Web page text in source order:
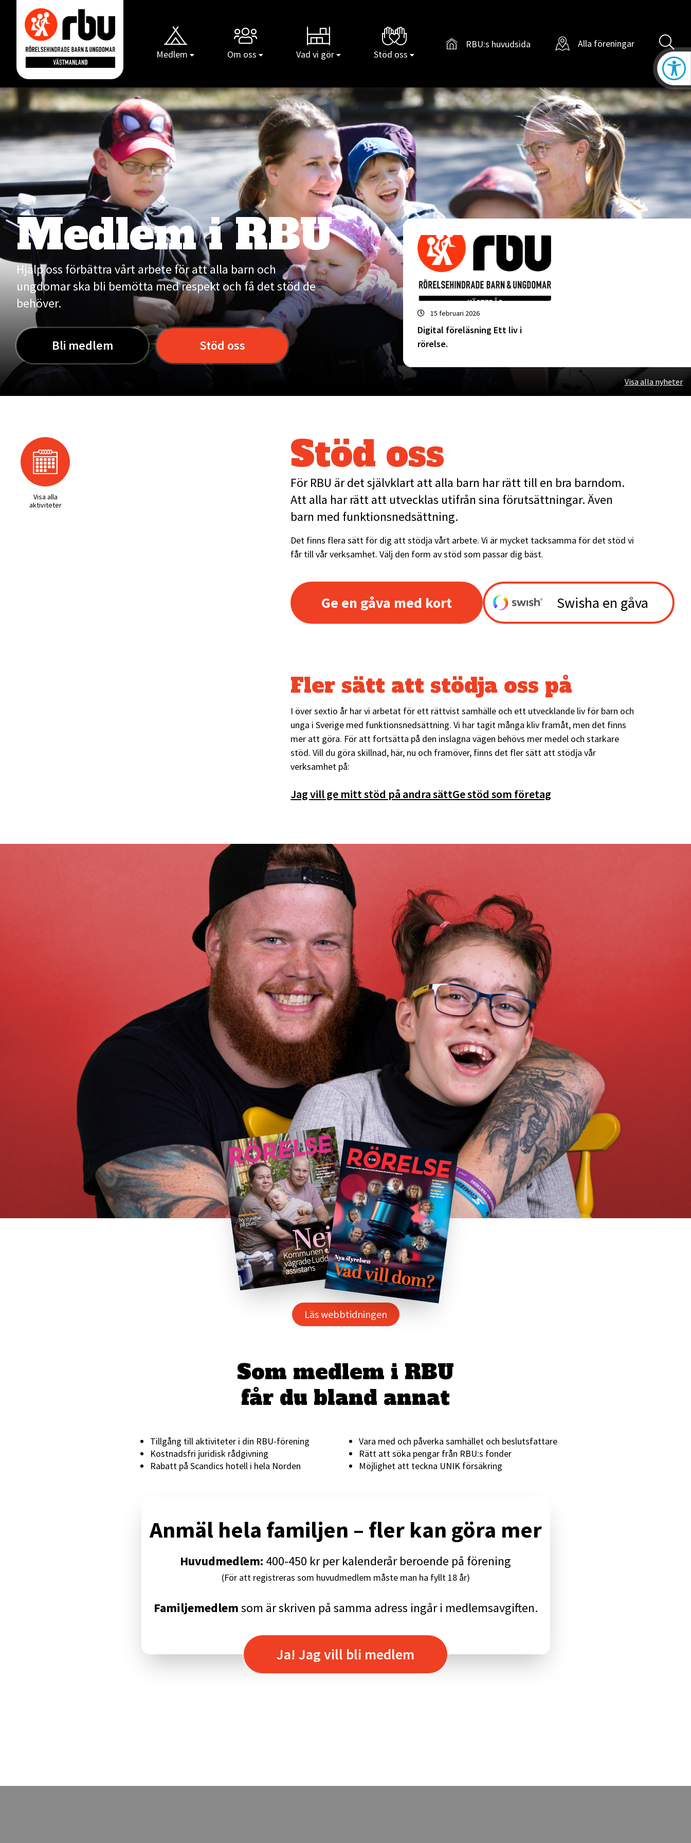
Öppna
Medlem Om oss Vad vi gör Stöd oss Gå till
RBU:s huvudsida Alla föreningar
Medlem i RBU
Hjälp oss förbättra vårt arbete för att alla barn och
ungdomar ska bli bemötta med respekt och få det stöd de
behöver.
Bli medlem Stöd oss
Publicerades
15 februari 2026
Digital föreläsning Ett liv i
rörelse.
Visa alla nyheter
Visa alla
aktiviteter
Stöd oss
För RBU är det självklart att alla barn har rätt till en bra barndom.
Att alla har rätt att utvecklas utifrån sina förutsättningar. Även
barn med funktionsnedsättning.
Det finns flera sätt för dig att stödja vårt arbete. Vi är mycket tacksamma för det stöd vi
får till vår verksamhet. Välj den form av stöd som passar dig bäst.
Ge en gåva med kort Swisha en gåva
Fler sätt att stödja oss på
I över sextio år har vi arbetat för ett rättvist samhälle och ett utvecklande liv för barn och
unga i Sverige med funktionsnedsättning. Vi har tagit många kliv framåt, men det finns
mer att göra. För att fortsätta på den inslagna vägen behövs mer medel och starkare
stöd. Vill du göra skillnad, här, nu och framöver, finns det fler sätt att stödja vår
verksamhet på:
Jag vill ge mitt stöd på andra sättGe stöd som företag
Läs webbtidningen
Som medlem i RBU
får du bland annat
Anmäl hela familjen – fler kan göra mer
Huvudmedlem: 400-450 kr per kalenderår beroende på förening
(För att registreras som huvudmedlem måste man ha fyllt 18 år)
Familjemedlemsom är skriven på samma adress ingår i medlemsavgiften.
Ja! Jag vill bli medlem
Tillgång till aktiviteter i din RBU-förening
Vara med och påverka samhället och beslutsfattare
Kostnadsfri juridisk rådgivning
Rätt att söka pengar från RBU:s fonder
Rabatt på Scandics hotell i hela Norden
Möjlighet att teckna UNIK försäkring